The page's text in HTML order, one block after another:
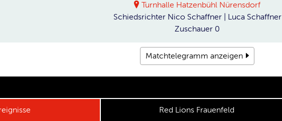
Turnhalle Hatzenbühl Nürensdorf
Schiedsrichter Nico Schaffner | Luca Schaffner
Zuschauer 0
Matchtelegramm anzeigen
Red Lions Frauenfeld